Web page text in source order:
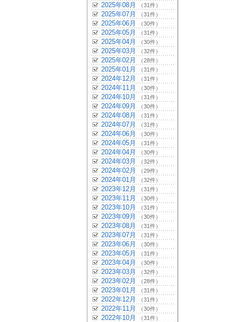
2025年08月 （31件）
2025年07月 （31件）
2025年06月 （30件）
2025年05月 （31件）
2025年04月 （30件）
2025年03月 （32件）
2025年02月 （28件）
2025年01月 （31件）
2024年12月 （31件）
2024年11月 （30件）
2024年10月 （31件）
2024年09月 （30件）
2024年08月 （31件）
2024年07月 （31件）
2024年06月 （30件）
2024年05月 （31件）
2024年04月 （30件）
2024年03月 （32件）
2024年02月 （29件）
2024年01月 （32件）
2023年12月 （31件）
2023年11月 （30件）
2023年10月 （31件）
2023年09月 （30件）
2023年08月 （31件）
2023年07月 （31件）
2023年06月 （30件）
2023年05月 （31件）
2023年04月 （30件）
2023年03月 （32件）
2023年02月 （28件）
2023年01月 （31件）
2022年12月 （31件）
2022年11月 （30件）
2022年10月 （31件）